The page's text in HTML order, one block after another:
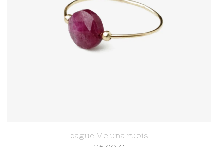
bague Meluna rubis